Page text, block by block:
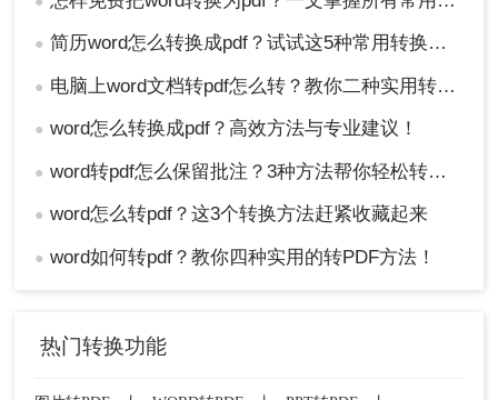
● 简历word怎么转换成pdf？试试这5种常用转换方法！
● 电脑上word文档转pdf怎么转？教你二种实用转换方法！
● word怎么转换成pdf？高效方法与专业建议！
● word转pdf怎么保留批注？3种方法帮你轻松转换！
● word怎么转pdf？这3个转换方法赶紧收藏起来
● word如何转pdf？教你四种实用的转PDF方法！
热门转换功能